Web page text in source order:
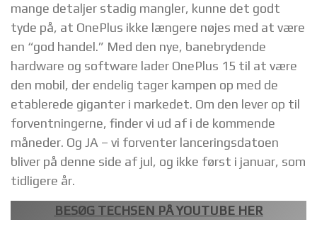
mange detaljer stadig mangler, kunne det godt
tyde på, at OnePlus ikke længere nøjes med at være
en “god handel.” Med den nye, banebrydende
hardware og software lader OnePlus 15 til at være
den mobil, der endelig tager kampen op med de
etablerede giganter i markedet. Om den lever op til
forventningerne, finder vi ud af i de kommende
måneder. Og JA – vi forventer lanceringsdatoen
bliver på denne side af jul, og ikke først i januar, som
tidligere år.
BESØG TECHSEN PÅ YOUTUBE HER